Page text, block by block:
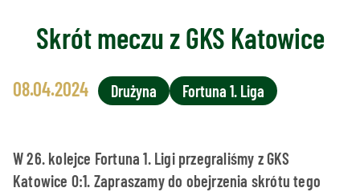
Skrót meczu z GKS Katowice
08.04.2024 Drużyna Fortuna 1. Liga
W 26. kolejce Fortuna 1. Ligi przegraliśmy z GKS
Katowice 0:1. Zapraszamy do obejrzenia skrótu tego